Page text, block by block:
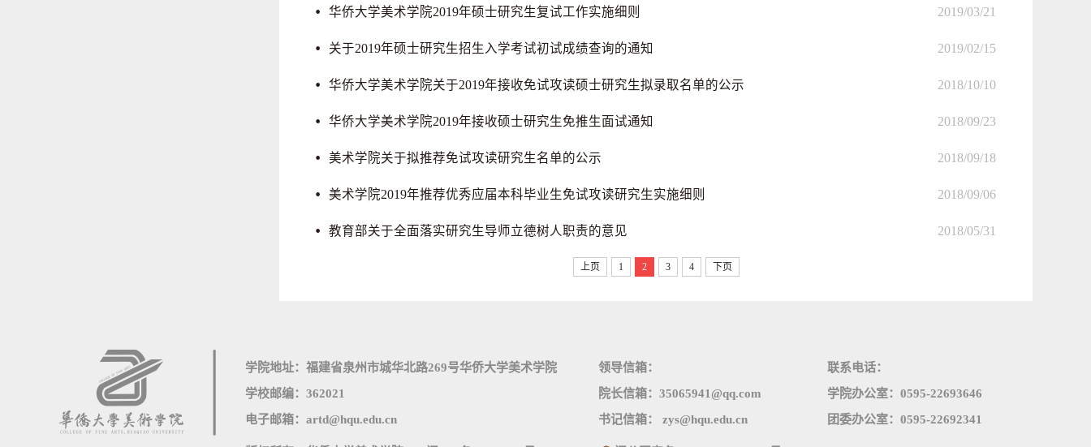
2019/03/21
华侨大学美术学院2019年硕士研究生复试工作实施细则
2019/02/15
关于2019年硕士研究生招生入学考试初试成绩查询的通知
2018/10/10
华侨大学美术学院关于2019年接收免试攻读硕士研究生拟录取名单的公示
2018/09/23
华侨大学美术学院2019年接收硕士研究生免推生面试通知
2018/09/18
美术学院关于拟推荐免试攻读研究生名单的公示
2018/09/06
美术学院2019年推荐优秀应届本科毕业生免试攻读研究生实施细则
2018/05/31
教育部关于全面落实研究生导师立德树人职责的意见
上页 1 2 3 4 下页
学院地址：福建省泉州市城华北路269号华侨大学美术学院
学校邮编：362021
电子邮箱：artd@hqu.edu.cn
领导信箱：
院长信箱：35065941@qq.com
书记信箱： zys@hqu.edu.cn
联系电话：
学院办公室：0595-22693646
团委办公室：0595-22692341